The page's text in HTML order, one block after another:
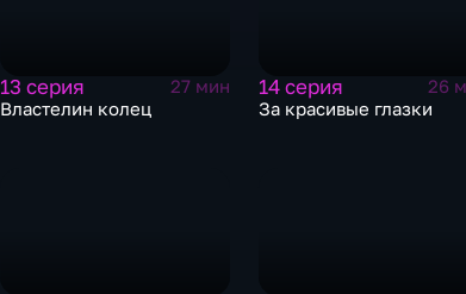
13 серия
27 мин
Властелин колец
14 серия
26
За красивые глазки